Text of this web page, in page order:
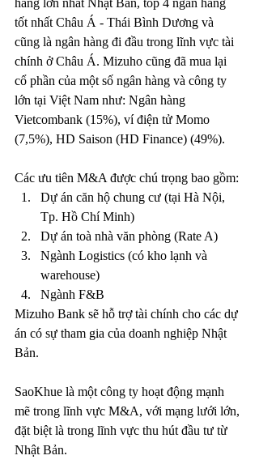
tốt nhất Châu Á - Thái Bình Dương và
cũng là ngân hàng đi đầu trong lĩnh vực tài
chính ở Châu Á. Mizuho cũng đã mua lại
cổ phần của một số ngân hàng và công ty
lớn tại Việt Nam như: Ngân hàng
Vietcombank (15%), ví điện tử Momo
(7,5%), HD Saison (HD Finance) (49%).
Các ưu tiên M&A được chú trọng bao gồm:
Dự án căn hộ chung cư (tại Hà Nội,
Tp. Hồ Chí Minh)
Dự án toà nhà văn phòng (Rate A)
Ngành Logistics (có kho lạnh và
warehouse)
Ngành F&B
Mizuho Bank sẽ hỗ trợ tài chính cho các dự
án có sự tham gia của doanh nghiệp Nhật
Bản.
SaoKhue là một công ty hoạt động mạnh
mẽ trong lĩnh vực M&A, với mạng lưới lớn,
đặt biệt là trong lĩnh vực thu hút đầu tư từ
Nhật Bản.